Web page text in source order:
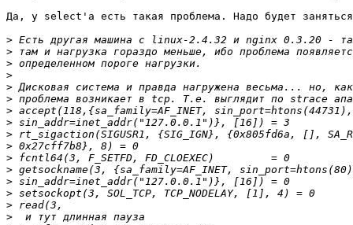
Да, у select'а есть такая проблема. Надо будет
>
>
>
>
>
>
>
>
>
>
>
>
>
>
>
>